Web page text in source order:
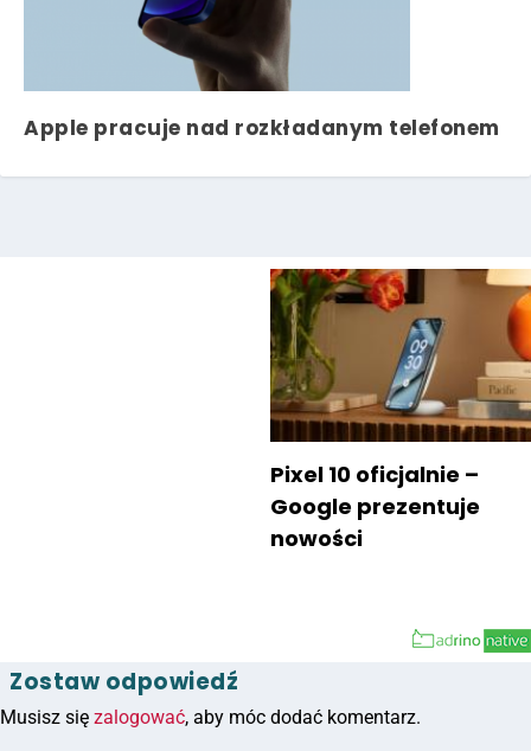
Apple pracuje nad rozkładanym telefonem
Pixel 10 oficjalnie –
Google prezentuje
nowości
Zostaw odpowiedź
Musisz się zalogować, aby móc dodać komentarz.